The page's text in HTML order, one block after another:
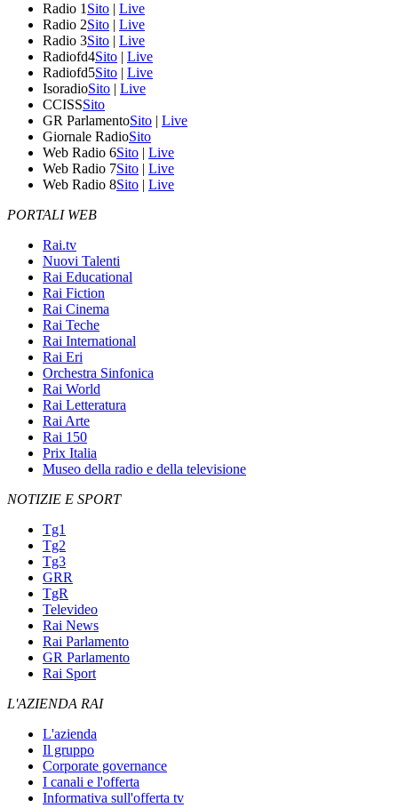
Radio 1 Sito | Live
Radio 2Sito | Live
Radio 3Sito | Live
Radiofd4Sito | Live
Radiofd5Sito | Live
IsoradioSito | Live
CCISSSito
GR ParlamentoSito | Live
Giornale RadioSito
Web Radio 6Sito | Live
Web Radio 7Sito | Live
Web Radio 8Sito | Live
PORTALI WEB
Rai.tv
Nuovi Talenti
Rai Educational
Rai Fiction
Rai Cinema
Rai Teche
Rai International
Rai Eri
Orchestra Sinfonica
Rai World
Rai Letteratura
Rai Arte
Rai 150
Prix Italia
Museo della radio e della televisione
NOTIZIE E SPORT
Tg1
Tg2
Tg3
GRR
TgR
Televideo
Rai News
Rai Parlamento
GR Parlamento
Rai Sport
L'AZIENDA RAI
L'azienda
Il gruppo
Corporate governance
I canali e l'offerta
Informativa sull'offerta tv